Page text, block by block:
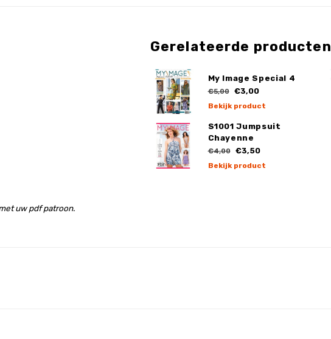
uw pdf patroon.
Gerelateerde producten
My Image Special 4
€5,00 €3,00
Bekijk product
S1001 Jumpsuit
Chayenne
€4,00 €3,50
Bekijk product